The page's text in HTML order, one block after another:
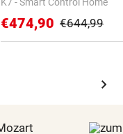
€474,90 €644,99
chevron_right